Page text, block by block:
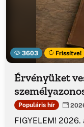
3603 Frissítve!
Érvényüket
Populáris hír
FIGYELEM!